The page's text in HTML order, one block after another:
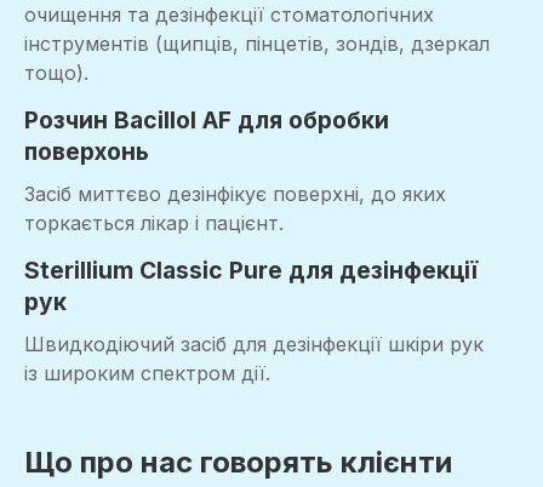
очищення та дезінфекції стоматологічних
інструментів (щипців, пінцетів, зондів, дзеркал
тощо).
Розчин Bacillol AF для обробки
поверхонь
Засіб миттєво дезінфікує поверхні, до яких
торкається лікар і пацієнт.
Sterillium Classic Pure для дезінфекції
рук
Швидкодіючий засіб для дезінфекції шкіри рук
із широким спектром дії.
Що про нас говорять клієнти